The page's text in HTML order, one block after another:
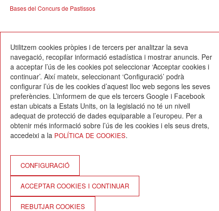
Bases del Concurs de Pastissos
06/05/2017
Escola Betània-Patmos
C. Montevideo, 13
08034 Barcelona
Arquitectura i disseny:
www.pixtin.es
Programació:
Utilitzem cookies pròpies i de tercers per analitzar la seva
navegació, recopilar informació estadística i mostrar anuncis. Per
a acceptar l’ús de les cookies pot seleccionar ‘Acceptar cookies i
continuar’. Així mateix, seleccionant ‘Configuració’ podrà
configurar l’ús de les cookies d’aquest lloc web segons les seves
preferències. L’informem de que els tercers Google i Facebook
estan ubicats a Estats Units, on la legislació no té un nivell
adequat de protecció de dades equiparable a l’europeu. Per a
obtenir més informació sobre l’ús de les cookies i els seus drets,
accedeixi a la POLÍTICA DE COOKIES.
CONFIGURACIÓ
ACCEPTAR COOKIES I CONTINUAR
REBUTJAR COOKIES